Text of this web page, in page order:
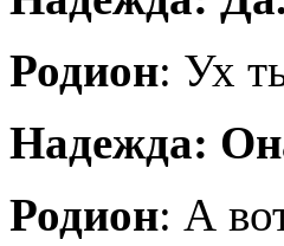
Родион: Ух
Надежда:
Родион: А